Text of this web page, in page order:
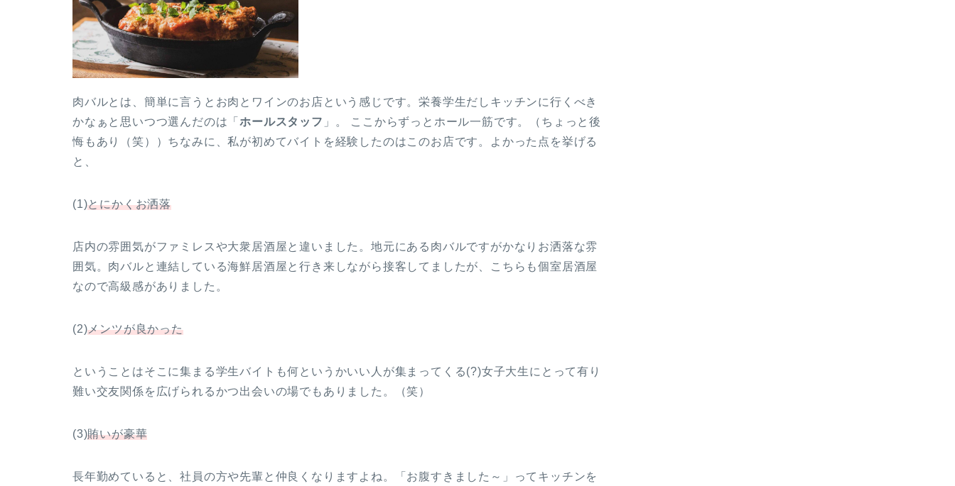
肉バルとは、簡単に言うとお肉とワインのお店という感じです。栄養学生だしキッチンに行くべき
かなぁと思いつつ選んだのは「ホールスタッフ 」。 ここからずっとホール一筋です。（ちょっと後
悔もあり（笑））ちなみに、私が初めてバイトを経験したのはこのお店です。よかった点を挙げる
と、
(1)とにかくお洒落
店内の雰囲気がファミレスや大衆居酒屋と違いました。地元にある肉バルですがかなりお洒落な雰
囲気。肉バルと連結している海鮮居酒屋と行き来しながら接客してましたが、こちらも個室居酒屋
なので高級感がありました。
(2)メンツが良かった
ということはそこに集まる学生バイトも何というかいい人が集まってくる(?)女子大生にとって有り
難い交友関係を広げられるかつ出会いの場でもありました。（笑）
(3)賄いが豪華
長年勤めていると、社員の方や先輩と仲良くなりますよね。「お腹すきました～」ってキッチンを